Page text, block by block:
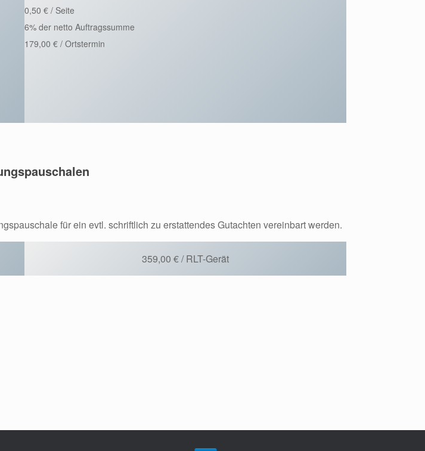
0,50 € / Seite
6% der netto Auftragssumme
179,00 € / Ortstermin
für ein evtl. schriftlich zu erstattendes Gutachten vereinbart werden.
359,00 € / RLT-Gerät